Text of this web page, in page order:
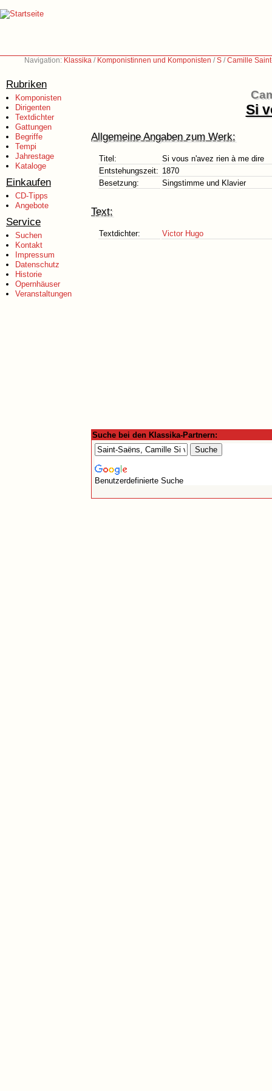
Navigation: Klassika / Komponistinnen und Komponisten /S /Camille
Rubriken
Komponisten
Dirigenten
Textdichter
Gattungen
Begriffe
Tempi
Jahrestage
Kataloge
Einkaufen
CD-Tipps
Angebote
Service
Suchen
Kontakt
Impressum
Datenschutz
Historie
Opernhäuser
Veranstaltungen
Si
Allgemeine Angaben zum Werk:
Titel:
Si vous n'avez rien à me dire
Entstehungszeit: 1870
Besetzung:
Singstimme und Klavier
Text:
Textdichter: Victor Hugo
Suche bei den Klassika-Partnern:
Benutzerdefinierte Suche